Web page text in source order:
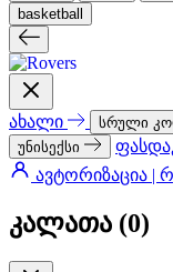
basketball
ახალი სრული
უნისექსი
ავტორიზაცია |
კალათა (0)